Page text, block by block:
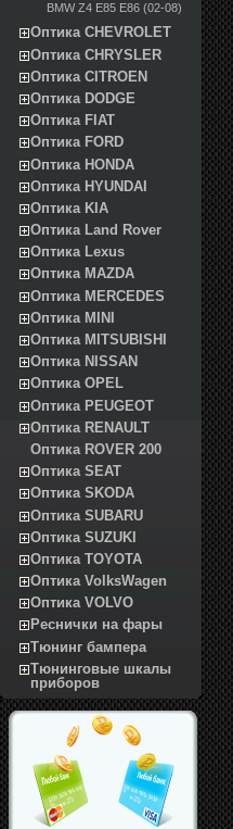
BMW Z4 E85 E86 (02-08)
Оптика CHEVROLET
Оптика CHRYSLER
Оптика CITROEN
Оптика DODGE
Оптика FIAT
Оптика FORD
Оптика HONDA
Оптика HYUNDAI
Оптика KIA
Оптика Land Rover
Оптика Lexus
Оптика MAZDA
Оптика MERCEDES
Оптика MINI
Оптика MITSUBISHI
Оптика NISSAN
Оптика OPEL
Оптика PEUGEOT
Оптика RENAULT
Оптика ROVER 200
Оптика SEAT
Оптика SKODA
Оптика SUBARU
Оптика SUZUKI
Оптика TOYOTA
Оптика VolksWagen
Оптика VOLVO
Реснички на фары
Тюнинг бампера
Тюнинговые шкалы
приборов